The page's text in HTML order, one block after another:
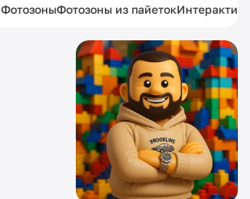
ФотозоныФотозоны из пайеток